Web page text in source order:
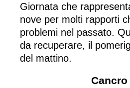
Giornata che
nove per molti rapporti
problemi nel passato.
da recuperare, il
del mattino.
Cancro